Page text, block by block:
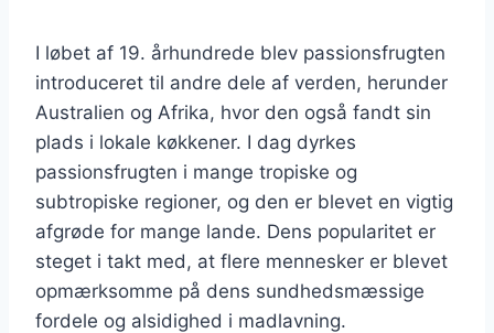
I løbet af 19. århundrede blev passionsfrugten
introduceret til andre dele af verden, herunder
Australien og Afrika, hvor den også fandt sin
plads i lokale køkkener. I dag dyrkes
passionsfrugten i mange tropiske og
subtropiske regioner, og den er blevet en vigtig
afgrøde for mange lande. Dens popularitet er
steget i takt med, at flere mennesker er blevet
opmærksomme på dens sundhedsmæssige
fordele og alsidighed i madlavning.